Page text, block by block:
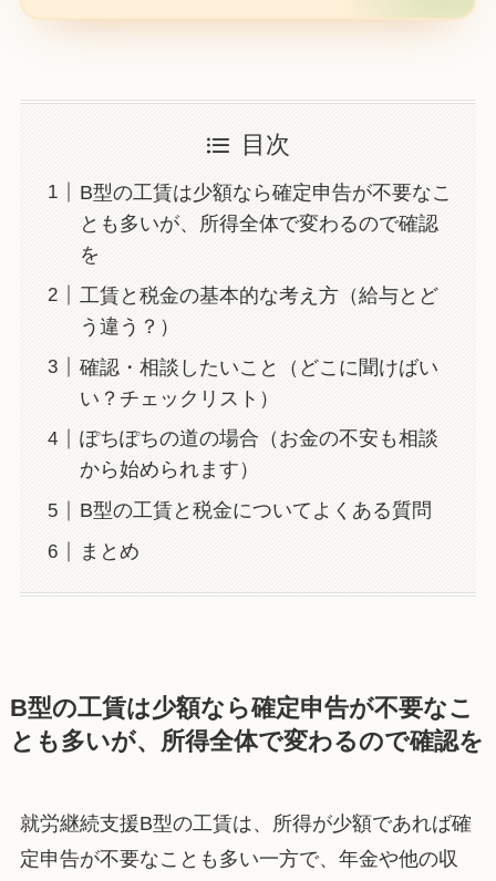
目次
B型の工賃は少額なら確定申告が不要なこ
とも多いが、所得全体で変わるので確認
を
工賃と税金の基本的な考え方（給与とど
う違う？）
確認・相談したいこと（どこに聞けばい
い？チェックリスト）
ぽちぽちの道の場合（お金の不安も相談
から始められます）
B型の工賃と税金についてよくある質問
まとめ
B型の工賃は少額なら確定申告が不要なこ
とも多いが、所得全体で変わるので確認を
就労継続支援B型の工賃は、所得が少額であれば確
定申告が不要なことも多い一方で、年金や他の収